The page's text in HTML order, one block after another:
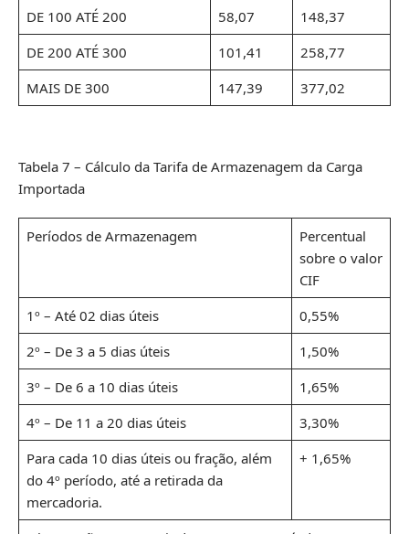
DE 100 ATÉ 200
58,07
148,37
DE 200 ATÉ 300
101,41
258,77
MAIS DE 300
147,39 377,02
Tabela 7 – Cálculo da Tarifa de Armazenagem da Carga
Importada
Períodos de Armazenagem
Percentual
sobre o valor
CIF
1º – Até 02 dias úteis
0,55%
2º – De 3 a 5 dias úteis
1,50%
3º – De 6 a 10 dias úteis
1,65%
4º – De 11 a 20 dias úteis
3,30%
Para cada 10 dias úteis ou fração, além
do 4º período, até a retirada da
mercadoria.
+ 1,65%